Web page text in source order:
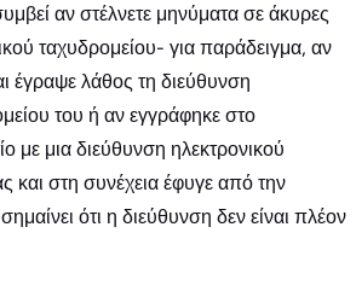
αν στέλνετε μηνύματα σε άκυρες
ταχυδρομείου- για παράδειγμα, αν
έγραψε λάθος τη διεύθυνση
του ή αν εγγράφηκε στο
με μια διεύθυνση ηλεκτρονικού
και στη συνέχεια έφυγε από την
ότι η διεύθυνση δεν είναι πλέον